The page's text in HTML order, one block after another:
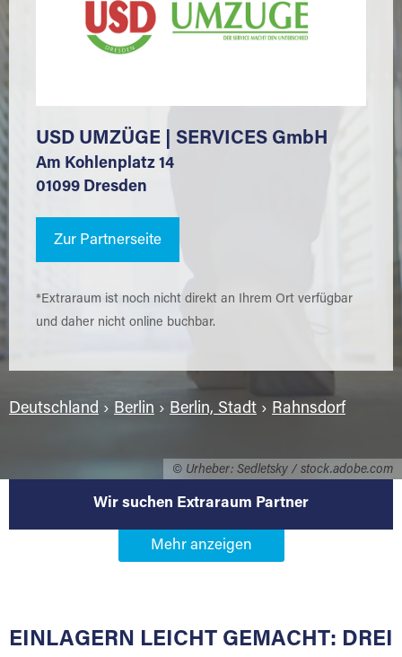
© Urheber: Sedletsky / stock.adobe.com
USD UMZÜGE | SERVICES GmbH
Am Kohlenplatz 14
01099 Dresden
Zur Partnerseite
*Extraraum ist noch nicht direkt an Ihrem Ort verfügbar
und daher nicht online buchbar.
Deutschland › Berlin › Berlin, Stadt › Rahnsdorf
Wir suchen Extraraum Partner
Werden Sie Extraraum Partner in
Sie bieten Kunden Lagerraum zur Miete, der
EINLAGERN LEICHT GEMACHT: DREI